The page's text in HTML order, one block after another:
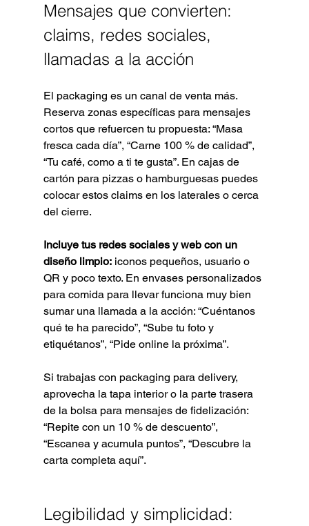
Mensajes que convierten:
claims, redes sociales,
llamadas a la acción
El packaging es un canal de venta más.
Reserva zonas específicas para mensajes
cortos que refuercen tu propuesta: “Masa
fresca cada día”, “Carne 100 % de calidad”,
“Tu café, como a ti te gusta”. En cajas de
cartón para pizzas o hamburguesas puedes
colocar estos claims en los laterales o cerca
del cierre.
Incluye tus redes sociales y web con un
diseño limpio: iconos pequeños, usuario o
QR y poco texto. En envases personalizados
para comida para llevar funciona muy bien
sumar una llamada a la acción: “Cuéntanos
qué te ha parecido”, “Sube tu foto y
etiquétanos”, “Pide online la próxima”.
Si trabajas con packaging para delivery,
aprovecha la tapa interior o la parte trasera
de la bolsa para mensajes de fidelización:
“Repite con un 10 % de descuento”,
“Escanea y acumula puntos”, “Descubre la
carta completa aquí”.
Legibilidad y simplicidad: